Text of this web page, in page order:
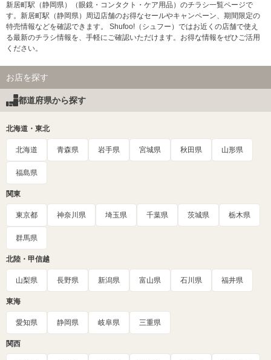
新居町駅（静岡県）（眼鏡・コンタクト・ケア用品）のチラシ一覧ページで
す。新居町駅（静岡県）周辺店舗のお得なセールやキャンペーン、期間限定の
特売情報などを確認できます。 Shufoo!（シュフー）ではお近くの店舗で使え
る最新のチラシ情報を、手軽にご確認いただけます。お得な情報をぜひご活用
ください。
お店を探す
都道府県から探す
北海道・東北
北海道 青森県 岩手県 宮城県 秋田県 山形県
福島県
関東
東京都 神奈川県 埼玉県 千葉県 茨城県 栃木県
群馬県
北陸・甲信越
山梨県 長野県 新潟県 富山県 石川県 福井県
東海
愛知県 静岡県 岐阜県 三重県
関西